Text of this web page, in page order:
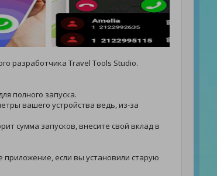
разработчика Travel Tools Studio.
полного запуска.
вашего устройства ведь, из-за
сумма запусков, внесите свой вклад в
приложение, если вы установили старую